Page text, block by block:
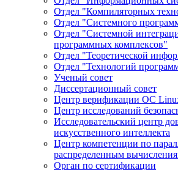
Отдел "Компиляторных
Отдел "Системного
Отдел "Системной
программных комплексов"
Отдел "Теоретической
Отдел "Технологий
Ученый совет
Диссертационный совет
Центр верификации ОС
Центр исследований
Исследовательский центр
искусственного интеллекта
Центр компетенции по
распределенным
Орган по сертификации